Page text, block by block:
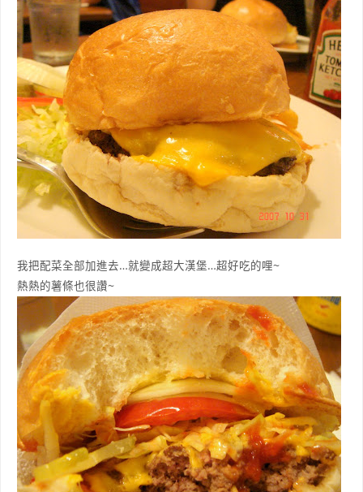
我把配菜全部加進去…就變成超大漢堡…超好吃的哩~
熱熱的薯條也很讚~